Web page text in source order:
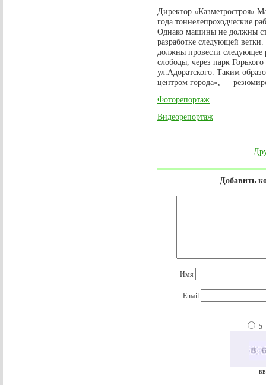
Директор «Казметростроя»
года тоннелепроходческие
Однако машины не должны
разработке следующей
должны провести следующее
слободы, через парк
ул.Адоратского. Таким
центром города», —
Фоторепортаж
Видеорепортаж
Добавить
Имя
Email
5